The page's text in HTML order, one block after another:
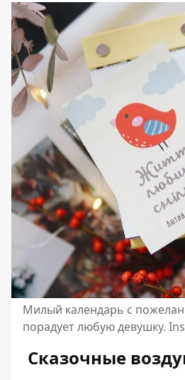
Милый календарь с
порадует любую девушку.
Сказочные